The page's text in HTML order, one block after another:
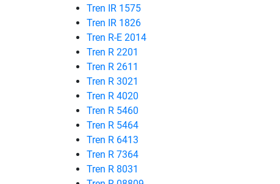
Tren IR 1575
Tren IR 1826
Tren R-E 2014
Tren R 2201
Tren R 2611
Tren R 3021
Tren R 4020
Tren R 5460
Tren R 5464
Tren R 6413
Tren R 7364
Tren R 8031